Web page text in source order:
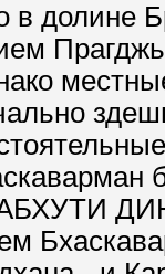
в долине